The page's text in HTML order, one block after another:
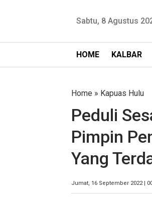
Sabtu, 8 Agustus
HOME KALBAR
Home » Kapuas Hulu
Peduli
Pimpin
Yang
Jumat, 16 September 2022 |